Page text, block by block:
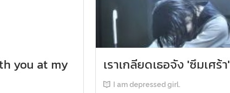
you at my
เราเกลียดเธอจัง 'ซึมเศร้า'
I am depressed girl.